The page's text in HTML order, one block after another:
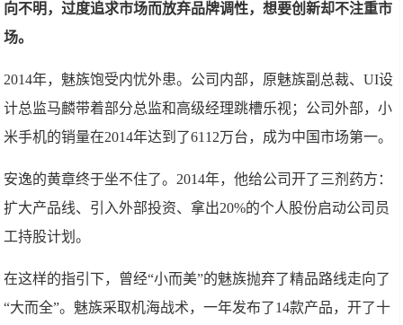
向不明，过度追求市场而放弃品牌调性，想要创新却不注重市
场。
2014年，魅族饱受内忧外患。公司内部，原魅族副总裁、UI设
计总监马麟带着部分总监和高级经理跳槽乐视；公司外部，小
米手机的销量在2014年达到了6112万台，成为中国市场第一。
安逸的黄章终于坐不住了。2014年，他给公司开了三剂药方：
扩大产品线、引入外部投资、拿出20%的个人股份启动公司员
工持股计划。
在这样的指引下，曾经“小而美”的魅族抛弃了精品路线走向了
“大而全”。魅族采取机海战术，一年发布了14款产品，开了十